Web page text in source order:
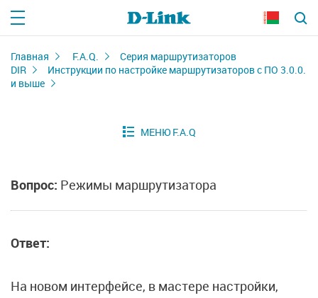
Главная F.A.Q.
Серия маршрутизаторов
DIR
Инструкции по настройке маршрутизаторов с ПО 3.0.0.
и выше
Вопрос: Режимы маршрутизатора
Ответ:
На новом интерфейсе, в мастере настройки,